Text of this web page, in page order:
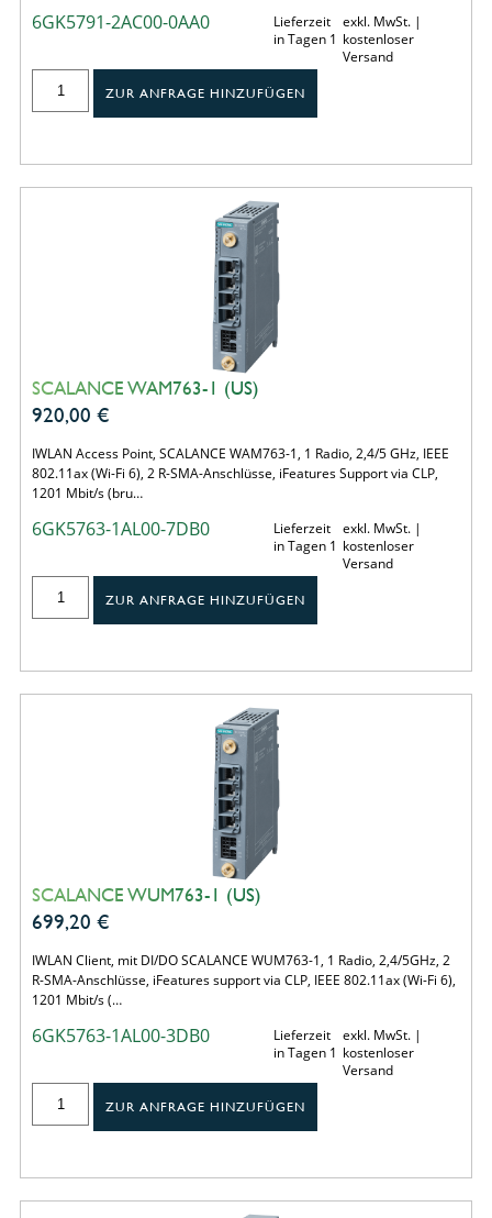
6GK5791-2AC00-0AA0
Lieferzeit
in Tagen 1
exkl. MwSt. |
kostenloser
Versand
ZUR ANFRAGE HINZUFÜGEN
SCALANCE WAM763-1 (US)
920,00 €
IWLAN Access Point, SCALANCE WAM763-1, 1 Radio, 2,4/5 GHz, IEEE
802.11ax (Wi-Fi 6), 2 R-SMA-Anschlüsse, iFeatures Support via CLP,
1201 Mbit/s (bru…
6GK5763-1AL00-7DB0
Lieferzeit
in Tagen 1
exkl. MwSt. |
kostenloser
Versand
ZUR ANFRAGE HINZUFÜGEN
SCALANCE WUM763-1 (US)
699,20 €
IWLAN Client, mit DI/DO SCALANCE WUM763-1, 1 Radio, 2,4/5GHz, 2
R-SMA-Anschlüsse, iFeatures support via CLP, IEEE 802.11ax (Wi-Fi 6),
1201 Mbit/s (…
6GK5763-1AL00-3DB0
Lieferzeit
in Tagen 1
exkl. MwSt. |
kostenloser
Versand
ZUR ANFRAGE HINZUFÜGEN